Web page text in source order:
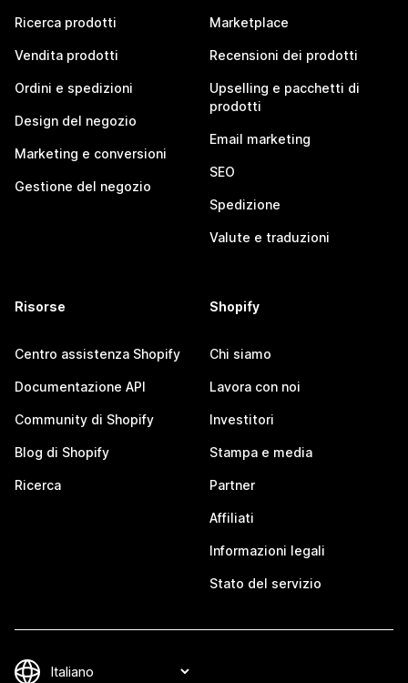
Ricerca prodotti
Vendita prodotti
Ordini e spedizioni
Design del negozio
Marketing e conversioni
Gestione del negozio
Marketplace
Recensioni dei prodotti
Upselling e pacchetti di
prodotti
Email marketing
SEO
Spedizione
Valute e traduzioni
Risorse
Centro assistenza Shopify
Documentazione API
Community di Shopify
Blog di Shopify
Ricerca
Shopify
Chi siamo
Lavora con noi
Investitori
Stampa e media
Partner
Affiliati
Informazioni legali
Stato del servizio